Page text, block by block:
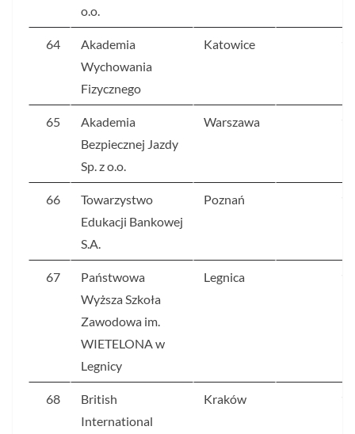
o.o.
64
Akademia
Wychowania
Fizycznego
Katowice
65
Akademia
Bezpiecznej Jazdy
Sp. z o.o.
Warszawa
66
Towarzystwo
Edukacji Bankowej
S.A.
Poznań
67
Państwowa
Wyższa Szkoła
Zawodowa im.
WIETELONA w
Legnicy
Legnica
68
British
International
Kraków